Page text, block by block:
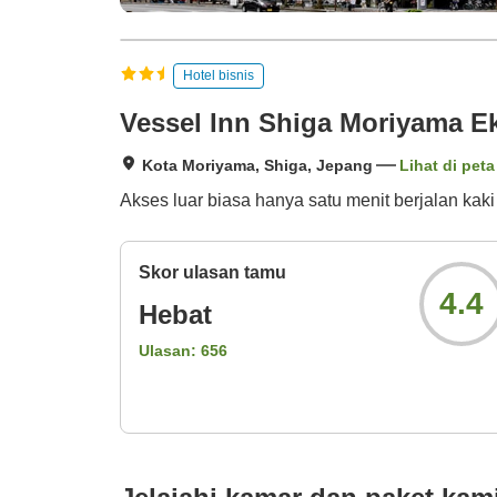
Hotel bisnis
Vessel Inn Shiga Moriyama
Kota Moriyama, Shiga, Jepang Lihat di peta
Akses luar biasa hanya satu menit berjalan
Skor ulasan tamu
Hebat
Ulasan: 656
4.4